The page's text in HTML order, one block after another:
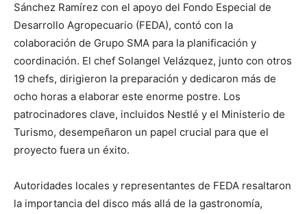
Sánchez Ramírez con el apoyo del Fondo Especial de
Desarrollo Agropecuario (FEDA), contó con la
colaboración de Grupo SMA para la planificación y
coordinación. El chef Solangel Velázquez, junto con otros
19 chefs, dirigieron la preparación y dedicaron más de
ocho horas a elaborar este enorme postre. Los
patrocinadores clave, incluidos Nestlé y el Ministerio de
Turismo, desempeñaron un papel crucial para que el
proyecto fuera un éxito.
Autoridades locales y representantes de FEDA resaltaron
la importancia del disco más allá de la gastronomía,